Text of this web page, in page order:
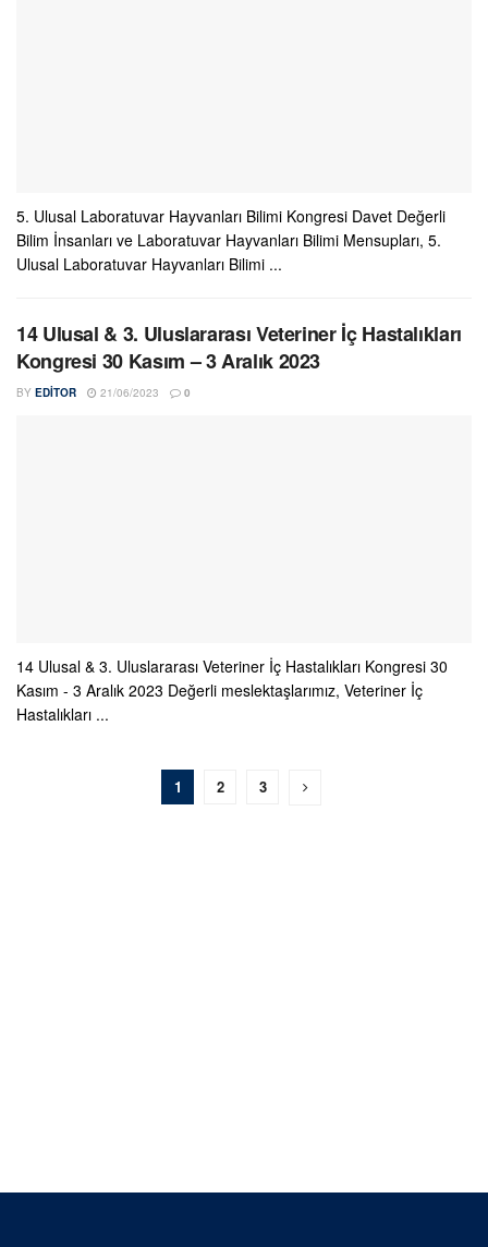
5. Ulusal Laboratuvar Hayvanları Bilimi Kongresi Davet Değerli
Bilim İnsanları ve Laboratuvar Hayvanları Bilimi Mensupları, 5.
Ulusal Laboratuvar Hayvanları Bilimi ...
14 Ulusal & 3. Uluslararası Veteriner İç Hastalıkları
Kongresi 30 Kasım – 3 Aralık 2023
BY EDITOR 21/06/2023 0
14 Ulusal & 3. Uluslararası Veteriner İç Hastalıkları Kongresi 30
Kasım - 3 Aralık 2023 Değerli meslektaşlarımız, Veteriner İç
Hastalıkları ...
1 2 3